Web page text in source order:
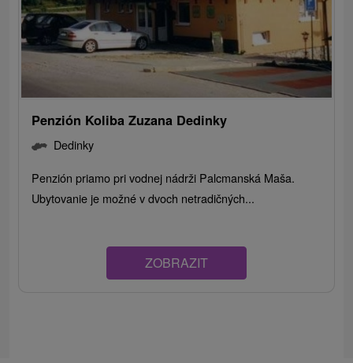
Penzión Koliba Zuzana Dedinky
Dedinky
Penzión priamo pri vodnej nádrži Palcmanská Maša.
Ubytovanie je možné v dvoch netradičných...
ZOBRAZIT